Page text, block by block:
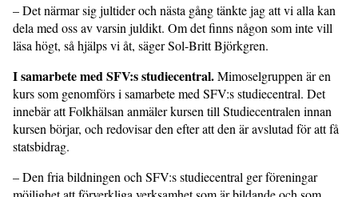
– Det närmar sig jultider och nästa gång tänkte jag att vi alla kan
dela med oss av varsin juldikt. Om det finns någon som inte vill
läsa högt, så hjälps vi åt, säger Sol-Britt Björkgren.
I samarbete med SFV:s studiecentral.Mimoselgruppen är en
kurs som genomförs i samarbete med SFV:s studiecentral. Det
innebär att Folkhälsan anmäler kursen till Studiecentralen innan
kursen börjar, och redovisar den efter att den är avslutad för att få
statsbidrag.
– Den fria bildningen och SFV:s studiecentral ger föreningar